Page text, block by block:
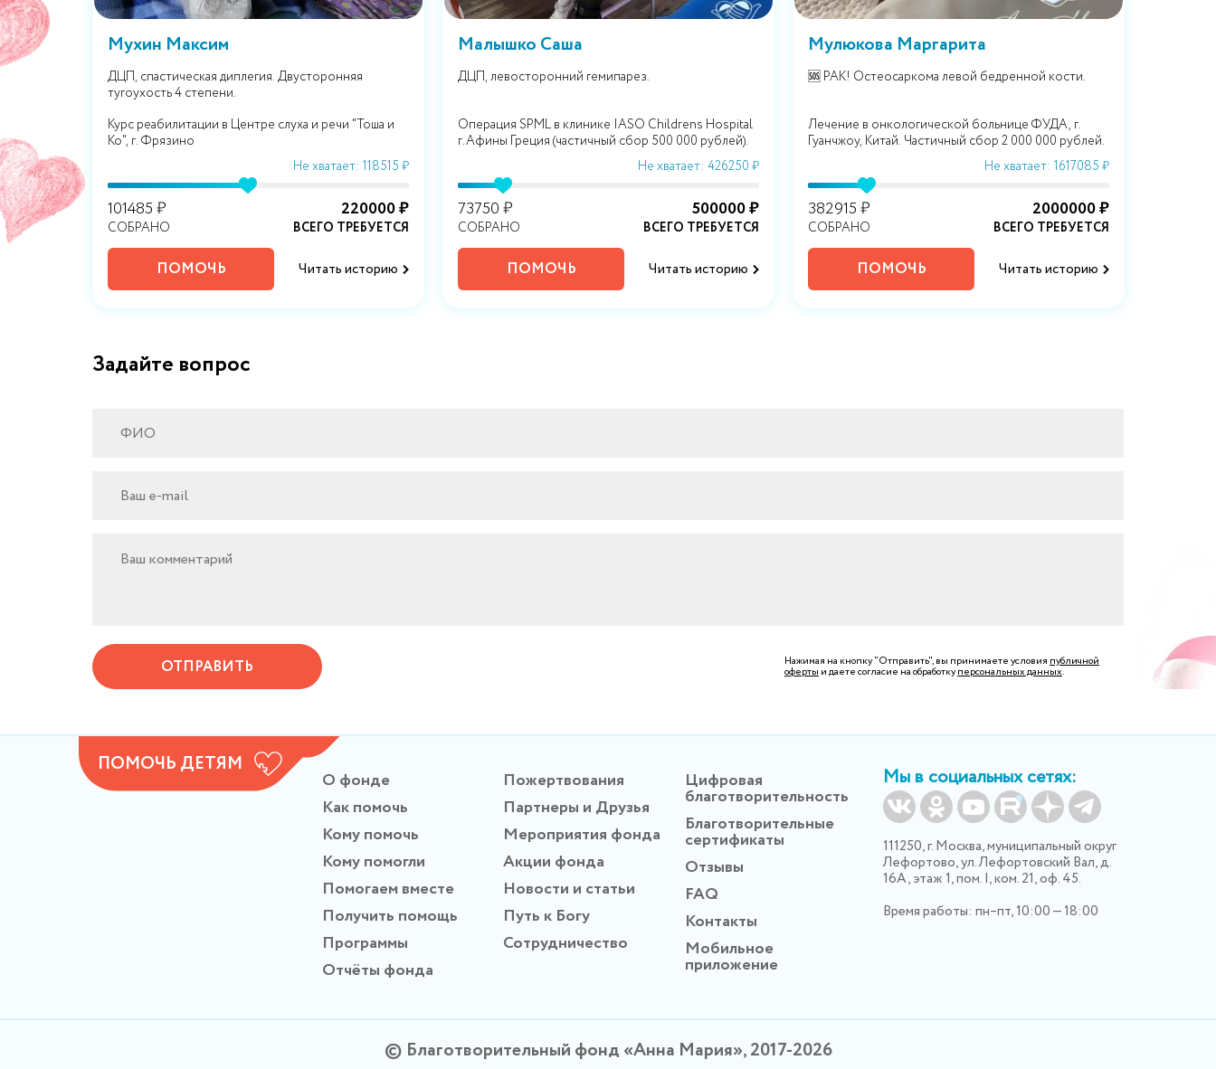
30380 ₽
51000 ₽
Мухин Максим
ДЦП, спастическая диплегия. Двусторонняя
тугоухость 4 степени.
Курс реабилитации в Центре слуха и речи "Тоша и
Ко", г. Фрязино
Не хватает: 118515 ₽
101485 ₽
СОБРАНО
220000 ₽
ВСЕГО ТРЕБУЕТСЯ
ПОМОЧЬ Читать историю
Малышко Саша
ДЦП, левосторонний гемипарез.
Операция SPML в клинике IASO Childrens Hospital
г.Афины Греция (частичный сбор 500 000 рублей).
Не хватает: 426250 ₽
73750 ₽
СОБРАНО
500000 ₽
ВСЕГО ТРЕБУЕТСЯ
ПОМОЧЬ Читать историю
Мулюкова Маргарита
🆘 РАК! Остеосаркома левой бедренной кости.
Лечение в онкологической больнице ФУДА, г.
Гуанчжоу, Китай. Частичный сбор 2 000 000 рублей.
Не хватает: 1617085 ₽
382915 ₽
СОБРАНО
2000000 ₽
ВСЕГО ТРЕБУЕТСЯ
ПОМОЧЬ Читать историю
Задайте вопрос
ОТПРАВИТЬ Нажимая на кнопку "Отправить", вы принимаете условия публичной
оферты и даете согласие на обработкуперсональных данных.
ПОМОЧЬ ДЕТЯМ
О фонде
Как помочь
Кому помочь
Кому помогли
Помогаем вместе
Получить помощь
Программы
Отчёты фонда
Пожертвования
Партнеры и Друзья
Мероприятия фонда
Акции фонда
Новости и статьи
Путь к Богу
Сотрудничество
Цифровая
благотворительность
Благотворительные
сертификаты
Отзывы
FAQ
Контакты
Мобильное
приложение
Мы в социальных сетях:
111250, г. Москва, муниципальный округ
Лефортово, ул. Лефортовский Вал, д.
16А, этаж 1, пом. I, ком. 21, оф. 45.
Время работы: пн–пт, 10:00 — 18:00
© Благотворительный фонд «Анна Мария», 2017-2026